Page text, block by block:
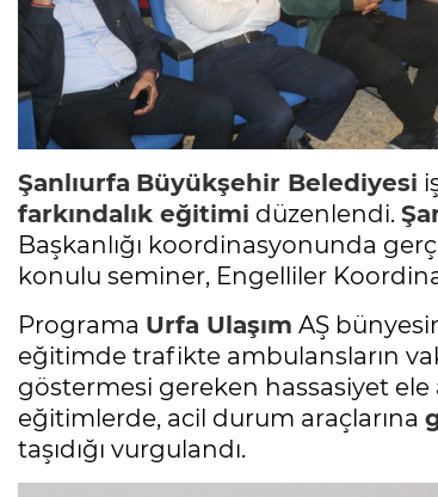
Şanlıurfa Büyükşehir Belediyesi
farkındalık eğitimi düzenlendi.
Başkanlığı koordinasyonunda
konulu seminer, Engelliler
Programa Urfa Ulaşım AŞ
eğitimde trafikte ambulansların
göstermesi gereken hassasiyet ele
eğitimlerde, acil durum araçlarına
taşıdığı vurgulandı.